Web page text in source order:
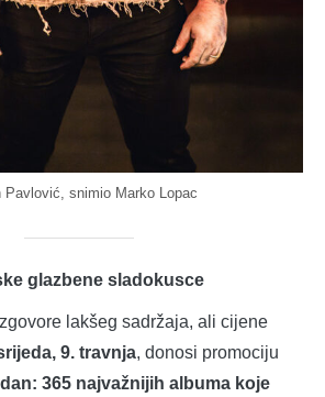
Pavlović, snimio Marko Lopac
glazbene sladokusce
lakšeg sadržaja, ali cijene
9. travnja, donosi promociju
365 najvažnijih albuma koje